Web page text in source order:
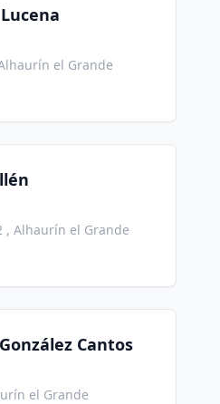
Lucena, 15 , Alhaurín el Grande
Monseñor Romero, 2 , Alhaurín el Grande
Cantos
s/n , Alhaurín el Grande